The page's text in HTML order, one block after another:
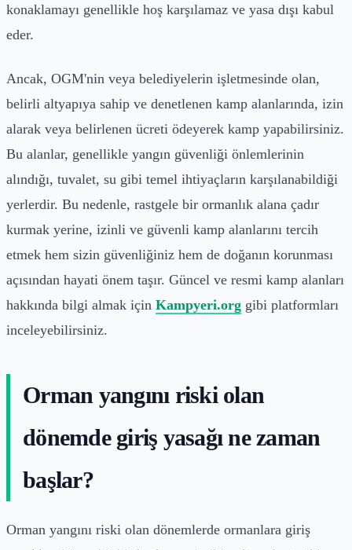
konaklamayı genellikle hoş karşılamaz ve yasa dışı kabul
eder.
Ancak, OGM'nin veya belediyelerin işletmesinde olan,
belirli altyapıya sahip ve denetlenen kamp alanlarında, izin
alarak veya belirlenen ücreti ödeyerek kamp yapabilirsiniz.
Bu alanlar, genellikle yangın güvenliği önlemlerinin
alındığı, tuvalet, su gibi temel ihtiyaçların karşılanabildiği
yerlerdir. Bu nedenle, rastgele bir ormanlık alana çadır
kurmak yerine, izinli ve güvenli kamp alanlarını tercih
etmek hem sizin güvenliğiniz hem de doğanın korunması
açısından hayati önem taşır. Güncel ve resmi kamp alanları
hakkında bilgi almak için Kampyeri.org gibi platformları
inceleyebilirsiniz.
Orman yangını riski olan
dönemde giriş yasağı ne zaman
başlar?
Orman yangını riski olan dönemlerde ormanlara giriş